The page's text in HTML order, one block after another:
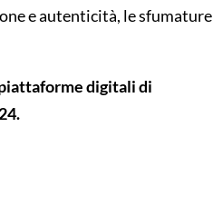
e autenticità, le sfumature
digitali di